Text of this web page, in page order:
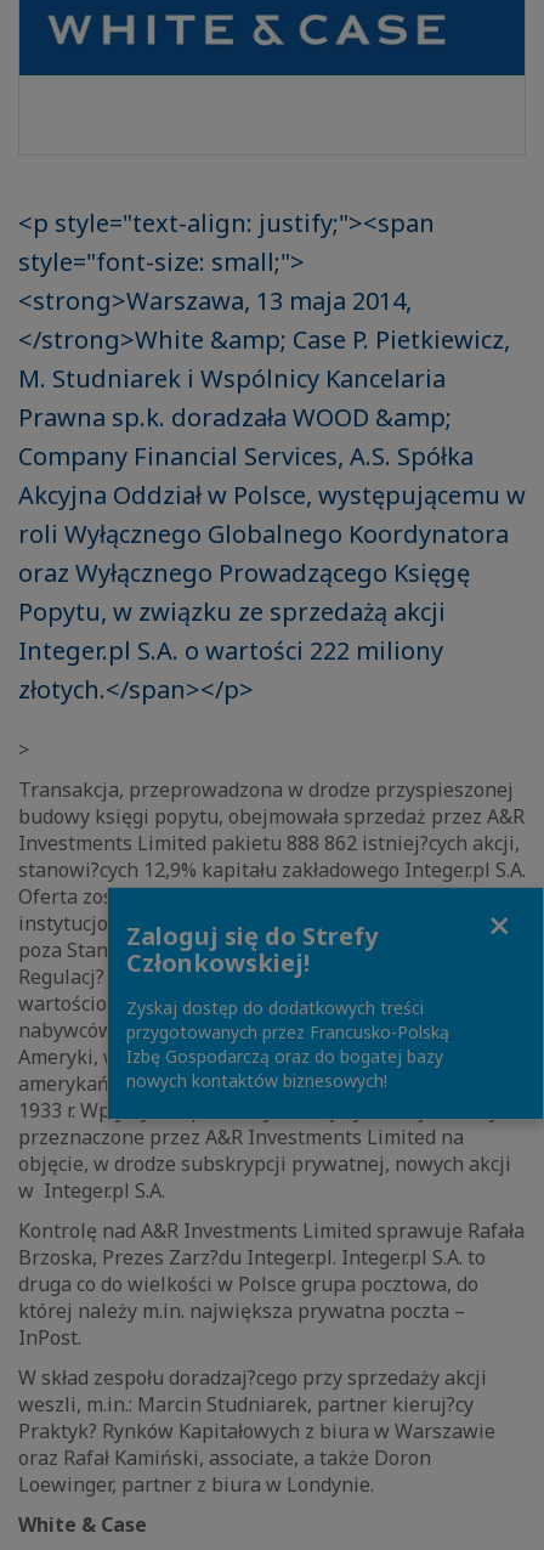
<p style="text-align: justify;"><span
style="font-size: small;">
<strong>Warszawa, 13 maja 2014,
</strong>White &amp; Case P. Pietkiewicz,
M. Studniarek i Wspólnicy Kancelaria
Prawna sp.k. doradzała WOOD &amp;
Company Financial Services, A.S. Spółka
Akcyjna Oddział w Polsce, występującemu w
roli Wyłącznego Globalnego Koordynatora
oraz Wyłącznego Prowadzącego Księgę
Popytu, w związku ze sprzedażą akcji
Integer.pl S.A. o wartości 222 miliony
złotych.</span></p>
>
Transakcja, przeprowadzona w drodze przyspieszonej
budowy księgi popytu, obejmowała sprzedaż przez A&R
Investments Limited pakietu 888 862 istniej?cych akcji,
stanowi?cych 12,9% kapitału zakładowego Integer.pl S.A.
Oferta została skierowana do inwestorów
instytucjonalnych w Polsce oraz w innych jurysdykcjach
poza Stanami Zjednoczonymi Ameryki, zgodnie z
Regulacj? S amerykańskiej ustawy o papierach
wartościowych z 1933 r., a także do kwalifikowanych
nabywców instytucjonalnych w Stanach Zjednoczonych
Ameryki, w rozumieniu i zgodnie z Reguł? 144A
amerykańskiej ustawy o papierach wartościowych z
1933 r. Wpływy ze sprzedaży istniej?cych akcji zostały
przeznaczone przez A&R Investments Limited na
objęcie, w drodze subskrypcji prywatnej, nowych akcji
w Integer.pl S.A.
Kontrolę nad A&R Investments Limited sprawuje Rafała
Brzoska, Prezes Zarz?du Integer.pl. Integer.pl S.A. to
druga co do wielkości w Polsce grupa pocztowa, do
której należy m.in. największa prywatna poczta –
InPost.
W skład zespołu doradzaj?cego przy sprzedaży akcji
weszli, m.in.: Marcin Studniarek, partner kieruj?cy
Praktyk? Rynków Kapitałowych z biura w Warszawie
oraz Rafał Kamiński, associate, a także Doron
Loewinger, partner z biura w Londynie.
White & Case
Zaloguj się do Strefy
Członkowskiej!
Zyskaj dostęp do dodatkowych treści
przygotowanych przez Francusko-Polską
Izbę Gospodarczą oraz do bogatej bazy
nowych kontaktów biznesowych!